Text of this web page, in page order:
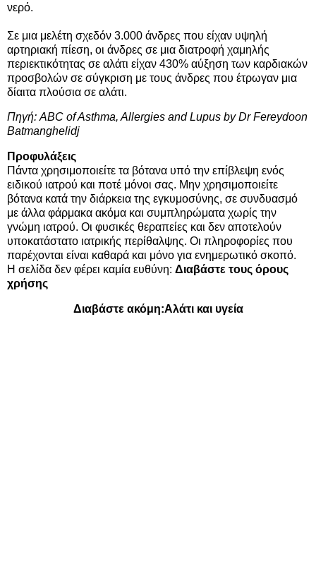
νερό.
Σε μια μελέτη σχεδόν 3.000 άνδρες που είχαν υψηλή
αρτηριακή πίεση, οι άνδρες σε μια διατροφή χαμηλής
περιεκτικότητας σε αλάτι είχαν 430% αύξηση των καρδιακών
προσβολών σε σύγκριση με τους άνδρες που έτρωγαν μια
δίαιτα πλούσια σε αλάτι.
Πηγή: ABC of Asthma, Allergies and Lupus by Dr Fereydoon
Batmanghelidj
Προφυλάξεις
Πάντα χρησιμοποιείτε τα βότανα υπό την επίβλεψη ενός
ειδικού ιατρού και ποτέ μόνοι σας. Μην χρησιμοποιείτε
βότανα κατά την διάρκεια της εγκυμοσύνης, σε συνδυασμό
με άλλα φάρμακα ακόμα και συμπληρώματα χωρίς την
γνώμη ιατρού. Οι φυσικές θεραπείες και δεν αποτελούν
υποκατάστατο ιατρικής περίθαλψης. Οι πληροφορίες που
παρέχονται είναι καθαρά και μόνο για ενημερωτικό σκοπό.
Η σελίδα δεν φέρει καμία ευθύνη: Διαβάστε τους όρους
χρήσης
Διαβάστε ακόμη:Αλάτι και υγεία